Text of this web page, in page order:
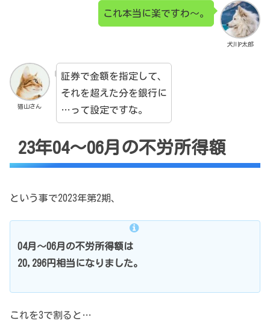
犬川P太郎
これ本当に楽ですわ～。
猫山さん
証券で金額を指定して、
それを超えた分を銀行に
…って設定ですな。
23年04～06月の不労所得額
という事で2023年第2期、
04月～06月の不労所得額は
20,296円相当になりました。
これを3で割ると…